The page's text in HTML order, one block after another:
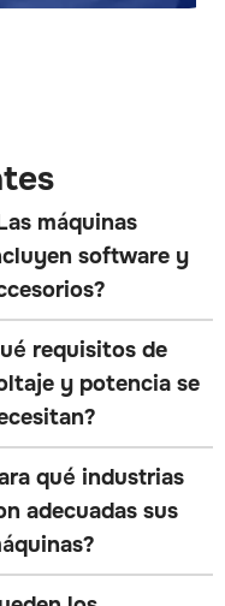
máquinas
software y
requisitos de
y potencia se
qué industrias
adecuadas sus